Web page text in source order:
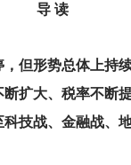
导 读
但形势总体上持
扩大、税率不断
技战、金融战、